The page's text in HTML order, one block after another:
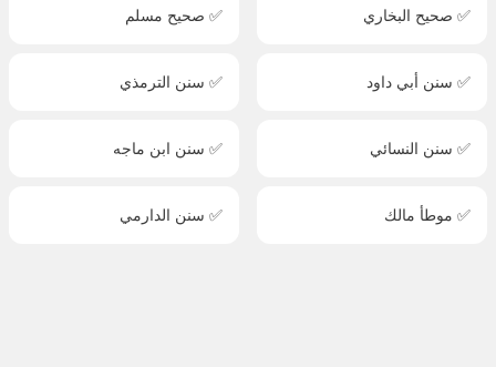
✅ صحيح البخاري ✅ صحيح مسلم
✅ سنن أبي داود ✅ سنن الترمذي
✅ سنن النسائي ✅ سنن ابن ماجه
✅ موطأ مالك ✅ سنن الدارمي